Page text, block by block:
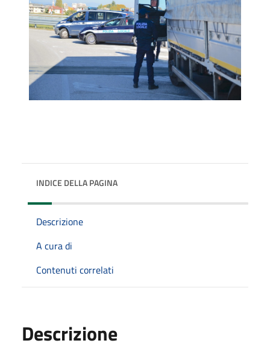
INDICE DELLA PAGINA
Descrizione
A cura di
Contenuti correlati
Descrizione